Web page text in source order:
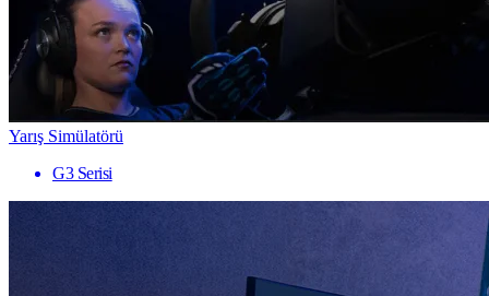
Yarış Simülatörü
G3 Serisi